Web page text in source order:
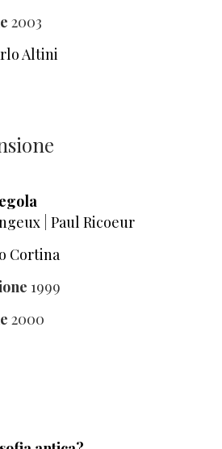
2003
Altini
Paul Ricoeur
Cortina
1999
2000